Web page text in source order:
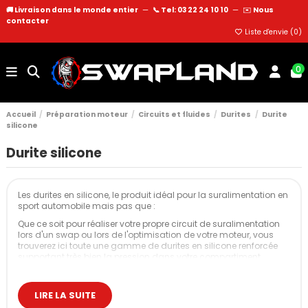
🚚 Livraison dans le monde entier — 📞 Tel: 03 22 24 10 10 — ✉️ Nous
contacter
Liste d'envie (0)
0
Accueil Préparation moteur Circuits et fluides Durites
Durite
silicone
Durite silicone
Les durites en silicone, le produit idéal pour la suralimentation en
sport automobile mais pas que :
Que ce soit pour réaliser votre propre circuit de suralimentation
lors d'un swap ou lors de l'optimisation de votre moteur, vous
trouverez ici toute une gamme de durites en silicone renforcée
Applications principales :
LIRE LA SUITE